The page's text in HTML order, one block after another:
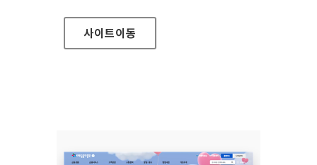
사이트이동